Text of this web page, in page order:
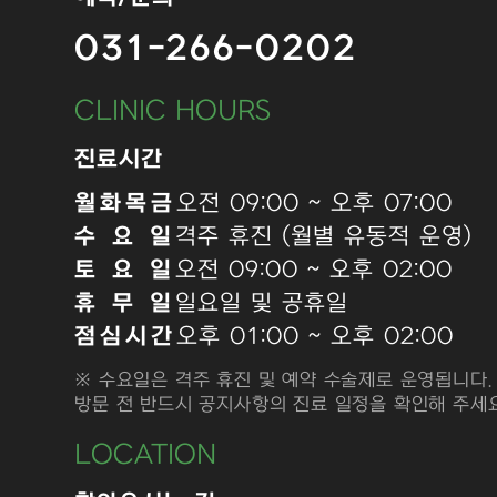
031-266-0202
CLINIC HOURS
진료시간
월화목금오전 09:00 ~ 오후 07:00
수 요 일 격주 휴진 (월별 유동적 운영)
토 요 일오전 09:00 ~ 오후 02:00
휴 무 일 일요일 및 공휴일
점심시간오후 01:00 ~ 오후 02:00
※ 수요일은 격주 휴진 및 예약 수술제로 운영됩니다.
방문 전 반드시 공지사항의 진료 일정을 확인해 주세
LOCATION